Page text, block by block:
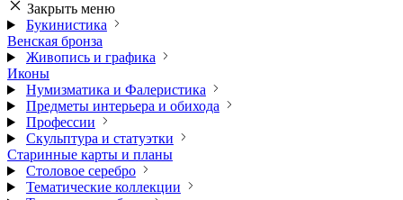
Закрыть меню
Букинистика
Венская бронза
Живопись и графика
Иконы
Нумизматика и Фалеристика
Предметы интерьера и обихода
Профессии
Скульптура и статуэтки
Старинные карты и планы
Столовое серебро
Тематические коллекции